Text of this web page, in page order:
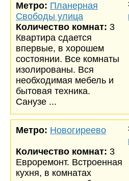
Метро: Планерная
Свободы улица
Количество комнат: 3
Квартира сдается
впервые, в хорошем
состоянии. Все комнаты
изолированы. Вся
необходимая мебель и
бытовая техника.
Санузе ...
Метро: Новогиреево
Количество комнат: 3
Евроремонт. Встроенная
кухня, в комнатах